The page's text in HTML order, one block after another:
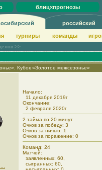
блиц×прогнозы
российский
турниры команды
>>
Кубок «Золотое межсезонье»
Начало:
11 декабря 2019г
Окончание:
2 февраля 2020г
2 тайма по 20 минут
Очков за победу: 3
Очков за ничью: 1
Очков за поражение: 0
Команд: 24
Матчей:
заявленных: 60,
сыгранных: 60,